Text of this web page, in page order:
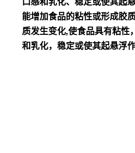
口感和乳化、稳定或使其起
能增加食品的粘性或形成胶
质发生变化,使食品具有粘性
和乳化，稳定或使其起悬浮